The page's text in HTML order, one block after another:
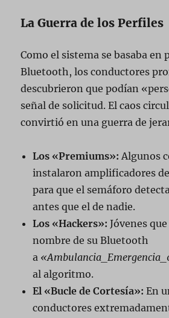
La Guerra de los Perfiles
Como el sistema se basaba en
Bluetooth, los conductores
descubrieron que podían
señal de solicitud. El caos
convirtió en una guerra de
Los «Premiums»: Algunos
instalaron amplificadores
para que el semáforo
antes que el de nadie.
Los «Hackers»: Jóvenes
nombre de su Bluetooth
a
al algoritmo.
El «Bucle de Cortesía»: En
conductores